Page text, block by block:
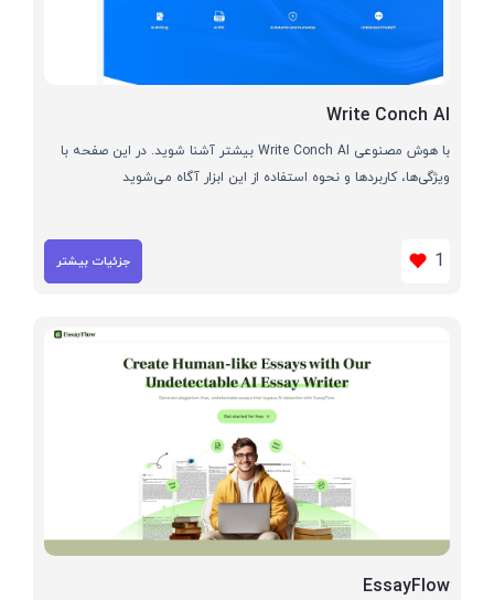
Write Conch AI
با هوش مصنوعی Write Conch AI بیشتر آشنا شوید. در این صفحه با
ویژگی‌ها، کاربردها و نحوه استفاده از این ابزار آگاه می‌شوید
1 جزئیات بیشتر
EssayFlow